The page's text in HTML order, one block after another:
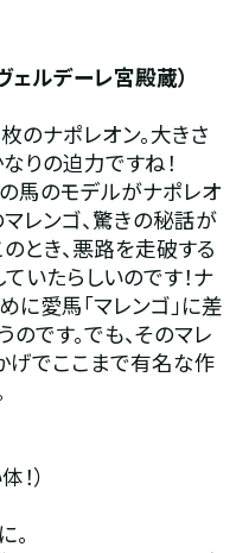
ルデーレ宮殿蔵）
のナポレオン。大きさ
りの迫力ですね！
馬のモデルがナポレオ
マレンゴ、驚きの秘話が
とき、悪路を走破する
いたらしいのです！ナ
愛馬「マレンゴ」に差
です。でも、そのマレ
げでここまで有名な作
）
。